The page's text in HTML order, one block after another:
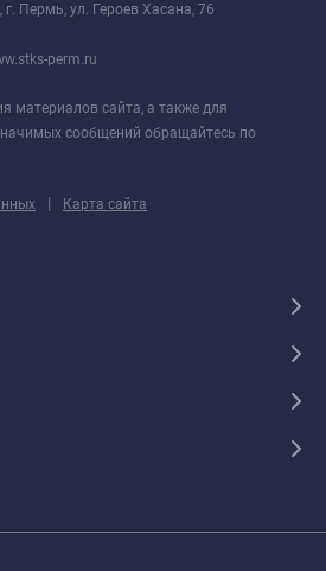
Пермь, ул. Героев Хасана, 76
perm.ru
материалов сайта, а также для
сообщений обращайтесь по
| Карта сайта